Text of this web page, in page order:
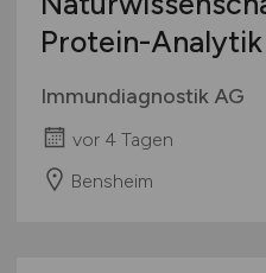
Protein-Analytik
Immundiagnostik AG
vor 4 Tagen
Bensheim